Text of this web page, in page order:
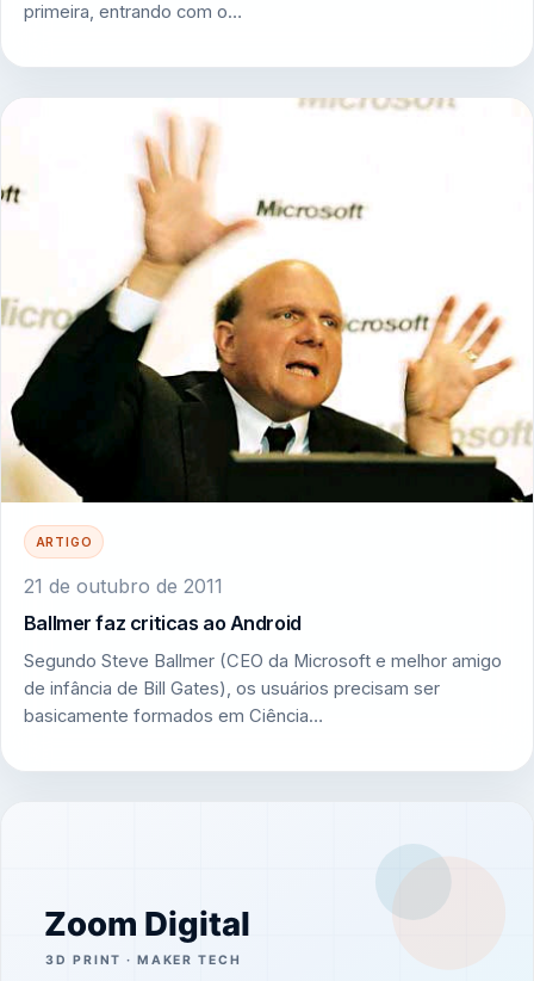
primeira, entrando com o…
ARTIGO
21 de outubro de 2011
Ballmer faz criticas ao Android
Segundo Steve Ballmer (CEO da Microsoft e melhor amigo
de infância de Bill Gates), os usuários precisam ser
basicamente formados em Ciência…